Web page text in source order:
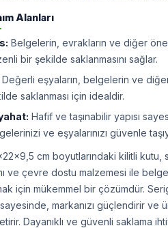
Alanları
Belgelerin, evrakların ve diğer
bir şekilde saklanmasını sağlar.
Değerli eşyaların, belgelerin ve
saklanması için idealdir.
Hafif ve taşınabilir yapısı
ve eşyalarınızı güvenle
cm boyutlarındaki kilitli kutu,
ve çevre dostu malzemesi ile
için mükemmel bir çözümdür.
sayesinde, markanızı güçlendirir
Dayanıklı ve güvenli saklama